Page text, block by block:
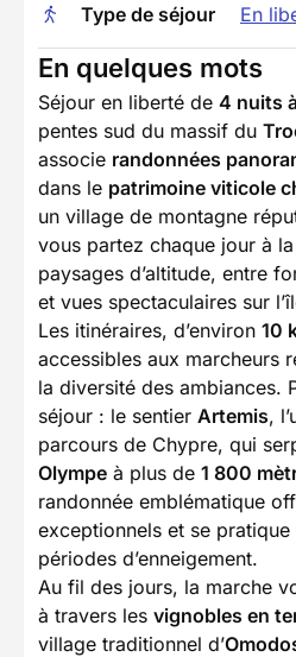
Type de séjour En
En quelques mots
Séjour en liberté de 4 nuits
pentes sud du massif du
associe randonnées
dans le patrimoine viticole
un village de montagne
vous partez chaque jour à
paysages d’altitude, entre
et vues spectaculaires sur
Les itinéraires, d’environ 10
accessibles aux marcheurs
la diversité des ambiances.
séjour : le sentier Artemis,
parcours de Chypre, qui
Olympe à plus de 1 800
randonnée emblématique
exceptionnels et se pratique
périodes d’enneigement.
Au fil des jours, la marche
à travers les vignobles en
village traditionnel d’